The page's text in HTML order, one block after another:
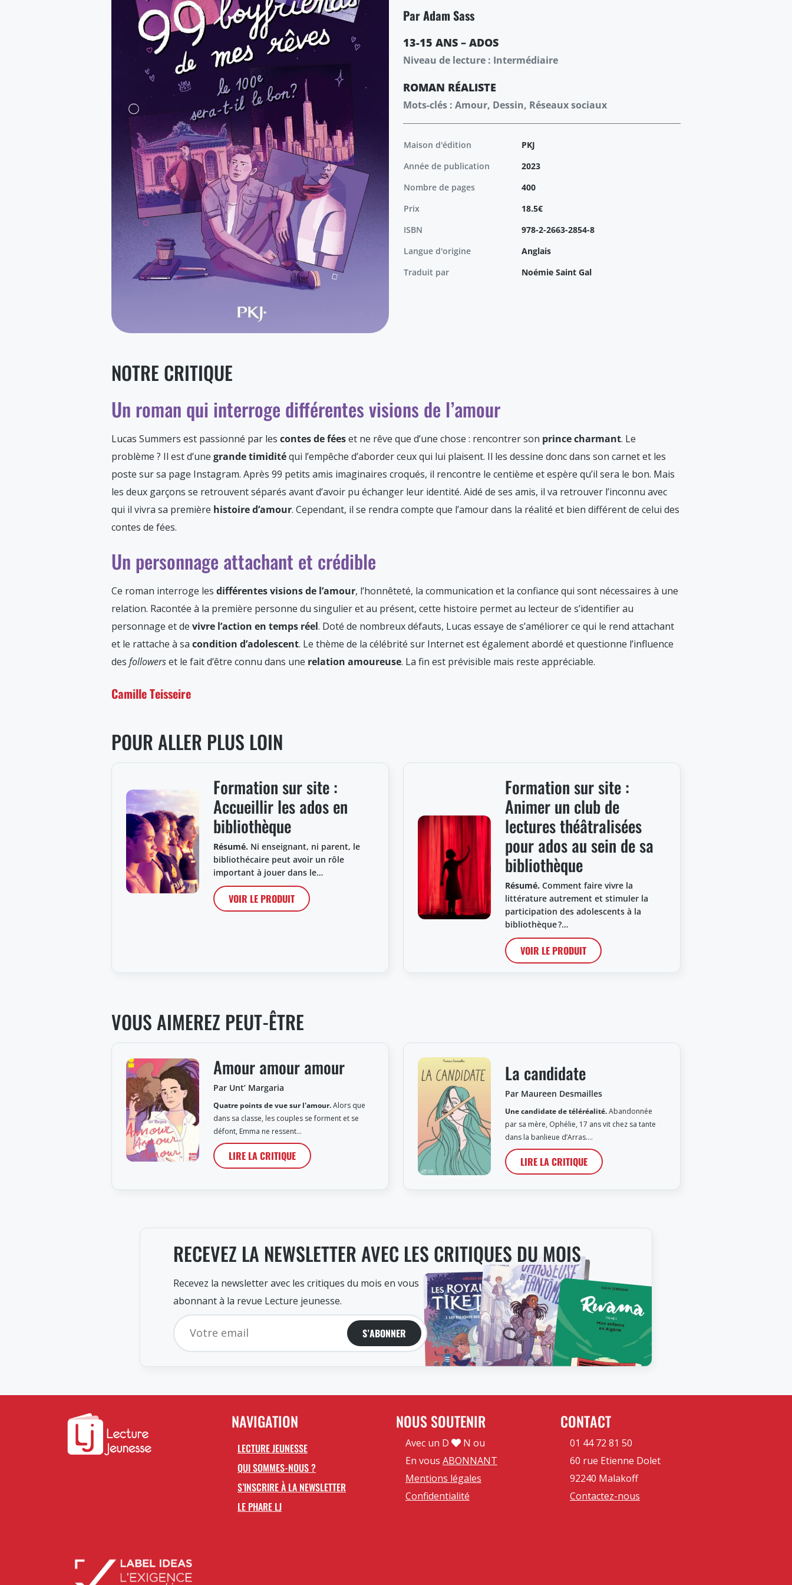
Par Adam Sass
13-15 ANS – ADOS
Niveau de lecture : Intermédiaire
ROMAN RÉALISTE
Mots-clés : Amour, Dessin, Réseaux sociaux
Maison d'édition
PKJ
Année de publication
2023
Nombre de pages
400
Prix
18.5€
ISBN
978-2-2663-2854-8
Langue d'origine
Anglais
Traduit par
Noémie Saint Gal
NOTRE CRITIQUE
Un roman qui interroge différentes visions de l’amour
Lucas Summers est passionné par les contes de féeset ne rêve que d’une chose : rencontrer son prince charmant. Le
problème ? Il est d’une grande timiditéqui l’empêche d’aborder ceux qui lui plaisent. Il les dessine donc dans son carnet et les
poste sur sa page Instagram. Après 99 petits amis imaginaires croqués, il rencontre le centième et espère qu’il sera le bon. Mais
les deux garçons se retrouvent séparés avant d’avoir pu échanger leur identité. Aidé de ses amis, il va retrouver l’inconnu avec
qui il vivra sa première histoire d’amour. Cependant, il se rendra compte que l’amour dans la réalité et bien différent de celui des
contes de fées.
Un personnage attachant et crédible
Ce roman interroge les différentes visions de l’amour, l’honnêteté, la communication et la confiance qui sont nécessaires à une
relation. Racontée à la première personne du singulier et au présent, cette histoire permet au lecteur de s’identifier au
personnage et de vivre l’action en temps réel. Doté de nombreux défauts, Lucas essaye de s’améliorer ce qui le rend attachant
et le rattache à sa condition d’adolescent. Le thème de la célébrité sur Internet est également abordé et questionne l’influence
des followerset le fait d’être connu dans une relation amoureuse. La fin est prévisible mais reste appréciable.
Camille Teisseire
POUR ALLER PLUS LOIN
Formation sur site :
Accueillir les ados en
bibliothèque
Résumé. Ni enseignant, ni parent, le
bibliothécaire peut avoir un rôle
important à jouer dans le…
VOIR LE PRODUIT
Formation sur site :
Animer un club de
lectures théâtralisées
pour ados au sein de sa
bibliothèque
Résumé. Comment faire vivre la
littérature autrement et stimuler la
participation des adolescents à la
bibliothèque ?…
VOIR LE PRODUIT
VOUS AIMEREZ PEUT-ÊTRE
Amour amour amour
Par Unt’ Margaria
Quatre points de vue sur l'amour.Alors que
dans sa classe, les couples se forment et se
défont, Emma ne ressent…
LIRE LA CRITIQUE
La candidate
Par Maureen Desmailles
Une candidate de téléréalité.Abandonnée
par sa mère, Ophélie, 17 ans vit chez sa tante
dans la banlieue d’Arras.…
LIRE LA CRITIQUE
RECEVEZ LA NEWSLETTER AVEC LES CRITIQUES DU MOIS
Recevez la newsletter avec les critiques du mois en vous
abonnant à la revue Lecture jeunesse.
S’ABONNER
NAVIGATION
LECTURE JEUNESSE
QUI SOMMES-NOUS ?
S’INSCRIRE À LA NEWSLETTER
LE PHARE LJ
NOUS SOUTENIR
Avec un D
N ou
En vous ABONNANT
Mentions légales
Confidentialité
CONTACT
01 44 72 81 50
60 rue Etienne Dolet
92240 Malakoff
Contactez-nous